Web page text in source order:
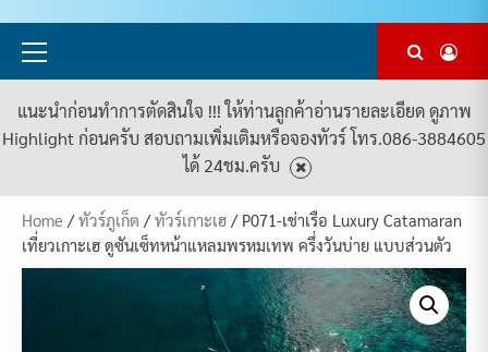
Primary
แนะนำก่อนทำการตัดสินใจ !!! ให้ท่านลูกค้าอ่านรายละเอียด ดูภาพ
Highlight ก่อนครับ สอบถามเพิ่มเติมหรือจองทัวร์ โทร.086-3884605
ได้ 24ชม.ครับ
Home /ทัวร์ภูเก็ต /ทัวร์เกาะเฮ / P071-เช่าเรือ Luxury Catamaran
เที่ยวเกาะเฮ ดูซันเซ็ทหน้าแหลมพรหมเทพ ครึ่งวันบ่าย แบบส่วนตัว